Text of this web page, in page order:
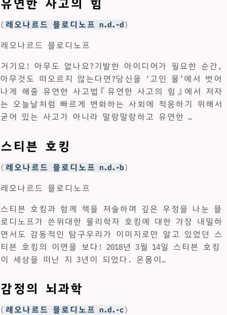
유연한 사고의 힘
( 레오나르드 믈로디노프 n.d.-d)
레오나르드 믈로디노프
거기요! 아무도 없나요?기발한 아이디어가 필요한 순간,
아무것도 떠오르지 않는다면?당신을 ‘고인 물’에서 벗어
나게 해줄 유연한 사고법『유연한 사고의 힘』에서 저자
는 오늘날처럼 빠르게 변화하는 사회에 적응하기 위해서
굳어 있는 사고가 아니라 말랑말랑하고 유연한 …
스티븐 호킹
( 레오나르드 믈로디노프 n.d.-b)
레오나르드 믈로디노프
스티븐 호킹과 함께 책을 저술하며 깊은 우정을 나눈 믈
로디노프가 쓴위대한 물리학자 호킹에 대한 가장 내밀하
면서도 감동적인 탐구우리가 이미지로만 알고 있었던 스
티븐 호킹의 이면을 보다! 2018년 3월 14일 스티븐 호킹
이 세상을 떠난 지 3년이 되었다. 온몸이…
감정의 뇌과학
( 레오나르드 믈로디노프 n.d.-c)